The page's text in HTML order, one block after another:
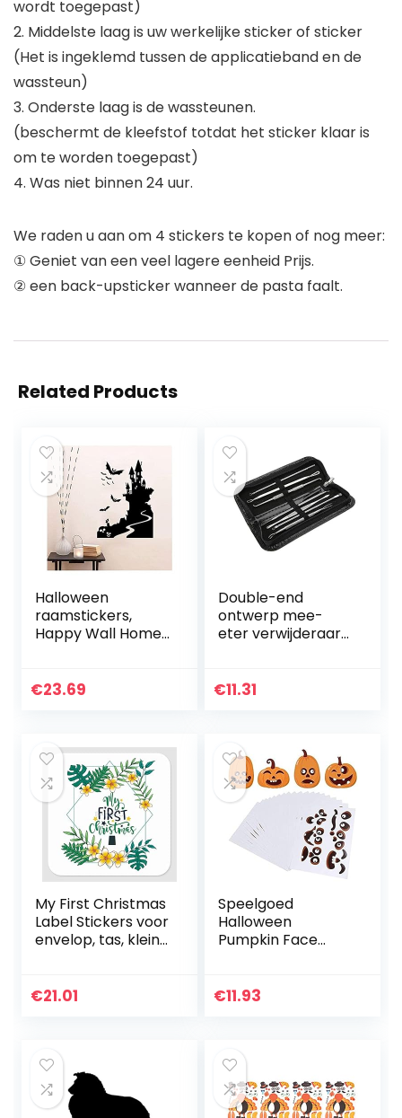
wordt toegepast)
2. Middelste laag is uw werkelijke sticker of sticker
(Het is ingeklemd tussen de applicatieband en de
wassteun)
3. Onderste laag is de wassteunen.
(beschermt de kleefstof totdat het sticker klaar is
om te worden toegepast)
4. Was niet binnen 24 uur.
We raden u aan om 4 stickers te kopen of nog meer:
① Geniet van een veel lagere eenheid Prijs.
② een back-upsticker wanneer de pasta faalt.
Related Products
Halloween
raamstickers,
Happy Wall Home
Halloween
€23.69
Double-end
ontwerp mee-
eter verwijderaar
draagbare mee-
€11.31
My First Christmas
Label Stickers voor
envelop, tas, kleine
set van 50
€21.01
Speelgoed
Halloween
Pumpkin Face
O-lantaarn
€11.93